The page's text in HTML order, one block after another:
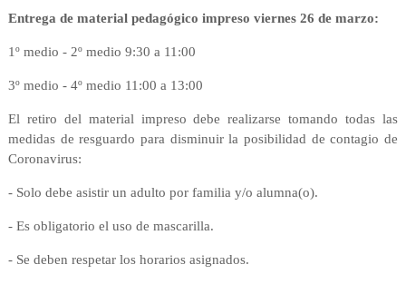
Entrega de material pedagógico impreso viernes 26 de marzo:
1º medio - 2º medio 9:30 a 11:00
3º medio - 4º medio 11:00 a 13:00
El retiro del material impreso debe realizarse tomando todas las
medidas de resguardo para disminuir la posibilidad de contagio de
Coronavirus:
- Solo debe asistir un adulto por familia y/o alumna(o).
- Es obligatorio el uso de mascarilla.
- Se deben respetar los horarios asignados.